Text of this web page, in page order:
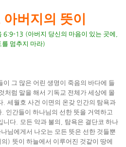
버지의 뜻이
6:9-13 (아버지 당신의 마음이 있는 곳에
를 멈추지 마라)
그 많은 어린 생명이 죽음의 바다에 들
처럼 말을 해서 기독교 전체가 세상에 몰
세월호 사건 이면의 온갖 인간의 탐욕과
인간들이 하나님의 선한 뜻을 거역하고
니다 모든 악과 불의
탐욕은 결단코 하나
님에게서 나오는 모든 뜻은 선한 것들뿐
) 뜻이 하늘에서 이루어진 것같이 땅에